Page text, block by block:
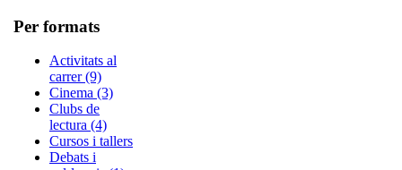
Per formats
Activitats al
carrer (9)
Cinema (3)
Clubs de
lectura (4)
Cursos i tallers
Debats i